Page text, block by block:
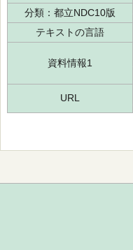
分類：都立NDC10版
テキストの言語
資料情報1
URL